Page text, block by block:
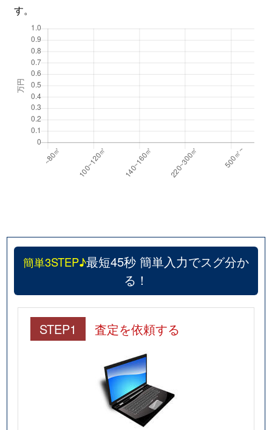
す。
簡単3STEP♪最短45秒 簡単入力でスグ分か
る！
STEP1 査定を依頼する